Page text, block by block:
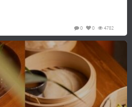
4782
0
0